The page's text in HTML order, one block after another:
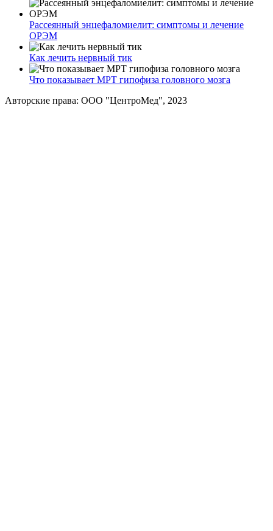
Рассеянный энцефаломиелит: симптомы и лечение
ОРЭМ
Как лечить нервный тик
Что показывает МРТ гипофиза головного мозга
Авторские права: ООО "ЦентроМед", 2023